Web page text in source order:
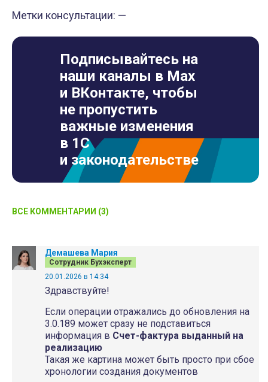
Метки консультации: —
Подписывайтесь на
наши каналы в Max
и ВКонтакте, чтобы
не пропустить
важные изменения
в 1С
и законодательстве
ВСЕ КОММЕНТАРИИ (3)
Демашева Мария
Сотрудник Бухэксперт
20.01.2026 в 14:34
Здравствуйте!
Если операции отражались до обновления на
3.0.189 может сразу не подставиться
информация в Счет-фактура выданный на
реализацию
Такая же картина может быть просто при сбое
хронологии создания документов